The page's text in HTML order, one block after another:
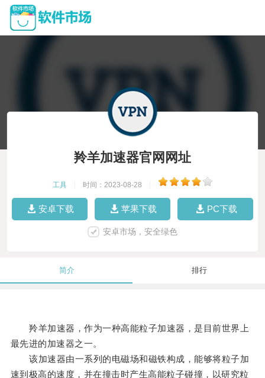
羚羊加速器官网网址
工具 时间：2023-08-28
安卓下载 苹果下载 PC下载
安卓市场，安全绿色
简介 排行
羚羊加速器，作为一种高能粒子加速器，是目前世界上
最先进的加速器之一。
该加速器由一系列的电磁场和磁铁构成，能够将粒子加
速到极高的速度，并在撞击时产生高能粒子碰撞，以研究粒